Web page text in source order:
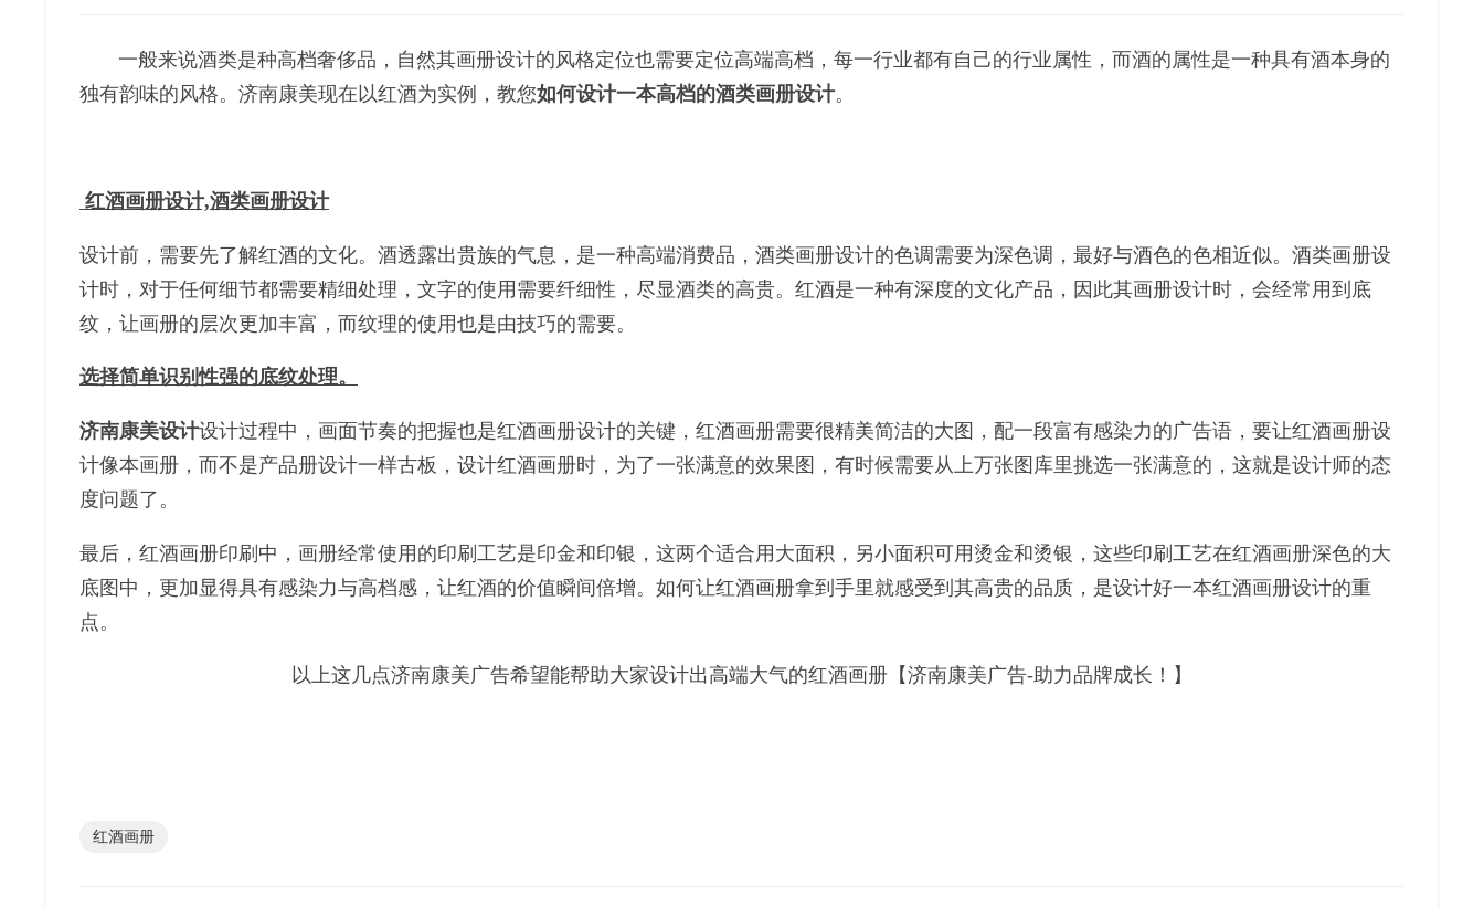
一般来说酒类是种高档奢侈品，自然其画册设计的风格定位也需要定位高端高档，每一行业都有自己的行业属性，而酒的属性是一种具有酒本身的
独有韵味的风格。济南康美现在以红酒为实例，教您如何设计一本高档的酒类画册设计。
红酒画册设计,酒类画册设计
设计前，需要先了解红酒的文化。酒透露出贵族的气息，是一种高端消费品，酒类画册设计的色调需要为深色调，最好与酒色的色相近似。酒类画册设
计时，对于任何细节都需要精细处理，文字的使用需要纤细性，尽显酒类的高贵。红酒是一种有深度的文化产品，因此其画册设计时，会经常用到底
纹，让画册的层次更加丰富，而纹理的使用也是由技巧的需要。
选择简单识别性强的底纹处理。
济南康美设计设计过程中，画面节奏的把握也是红酒画册设计的关键，红酒画册需要很精美简洁的大图，配一段富有感染力的广告语，要让红酒画册设
计像本画册，而不是产品册设计一样古板，设计红酒画册时，为了一张满意的效果图，有时候需要从上万张图库里挑选一张满意的，这就是设计师的态
度问题了。
最后，红酒画册印刷中，画册经常使用的印刷工艺是印金和印银，这两个适合用大面积，另小面积可用烫金和烫银，这些印刷工艺在红酒画册深色的大
底图中，更加显得具有感染力与高档感，让红酒的价值瞬间倍增。如何让红酒画册拿到手里就感受到其高贵的品质，是设计好一本红酒画册设计的重
点。
以上这几点济南康美广告希望能帮助大家设计出高端大气的红酒画册【济南康美广告-助力品牌成长！】
红酒画册